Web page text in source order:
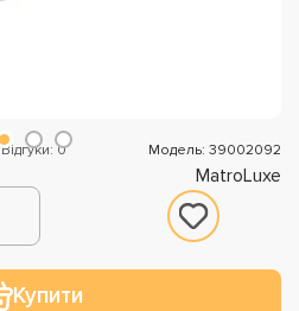
Відгуки: 0 Модель: 39002092
MatroLuxe
Купити